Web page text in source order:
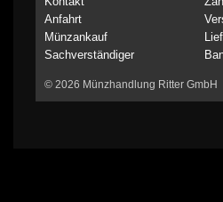
Anfahrt
Münzankauf
Sachverständiger
© 2026 Münzhandlung Ritter GmbH